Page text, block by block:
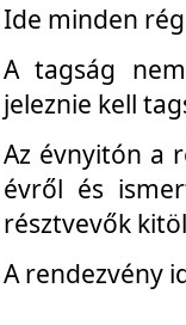
Ide minden
A tagság
jeleznie kell
Az évnyitón a
évről és
résztvevők
A rendezvény